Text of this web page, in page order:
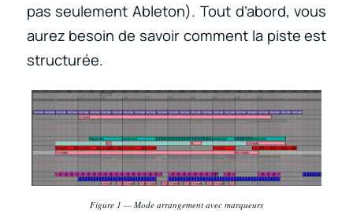
pas seulement Ableton). Tout d’abord, vous
aurez besoin de savoir comment la piste est
structurée.
Figure 1 — Mode arrangement avec marqueurs